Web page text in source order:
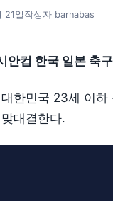
21일2026년 8월 1일
작성자 barnabas
컵 한국 일본 축
한민국 23세 이
대결한다.